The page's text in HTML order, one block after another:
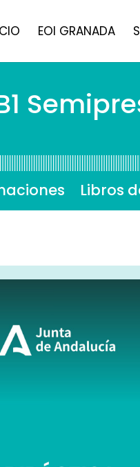
EOI GRANADA
Libros